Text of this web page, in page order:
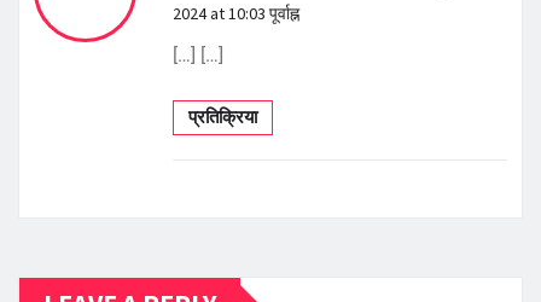
2024 at 10:03 पूर्वाह्न
[…] […]
प्रतिक्रिया